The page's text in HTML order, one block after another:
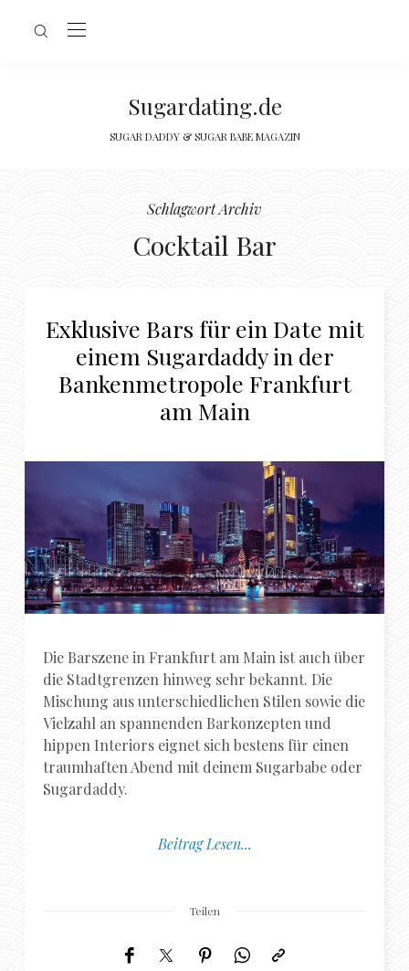
Sugardating.de
SUGAR DADDY & SUGAR BABE MAGAZIN
Schlagwort Archiv
Cocktail Bar
Exklusive Bars für ein Date mit
einem Sugardaddy in der
Bankenmetropole Frankfurt
am Main
Die Barszene in Frankfurt am Main ist auch über
die Stadtgrenzen hinweg sehr bekannt. Die
Mischung aus unterschiedlichen Stilen sowie die
Vielzahl an spannenden Barkonzepten und
hippen Interiors eignet sich bestens für einen
traumhaften Abend mit deinem Sugarbabe oder
Sugardaddy.
Beitrag Lesen...
Teilen